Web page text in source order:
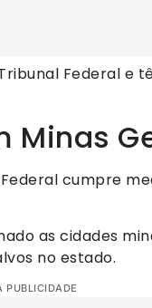
Federal e
Minas
cumpre
as cidades
no estado.
PUBLICIDADE